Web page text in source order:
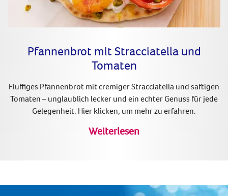
Pfannenbrot mit Stracciatella und
Tomaten
Fluffiges Pfannenbrot mit cremiger Stracciatella und saftigen
Tomaten – unglaublich lecker und ein echter Genuss für jede
Gelegenheit. Hier klicken, um mehr zu erfahren.
Weiterlesen